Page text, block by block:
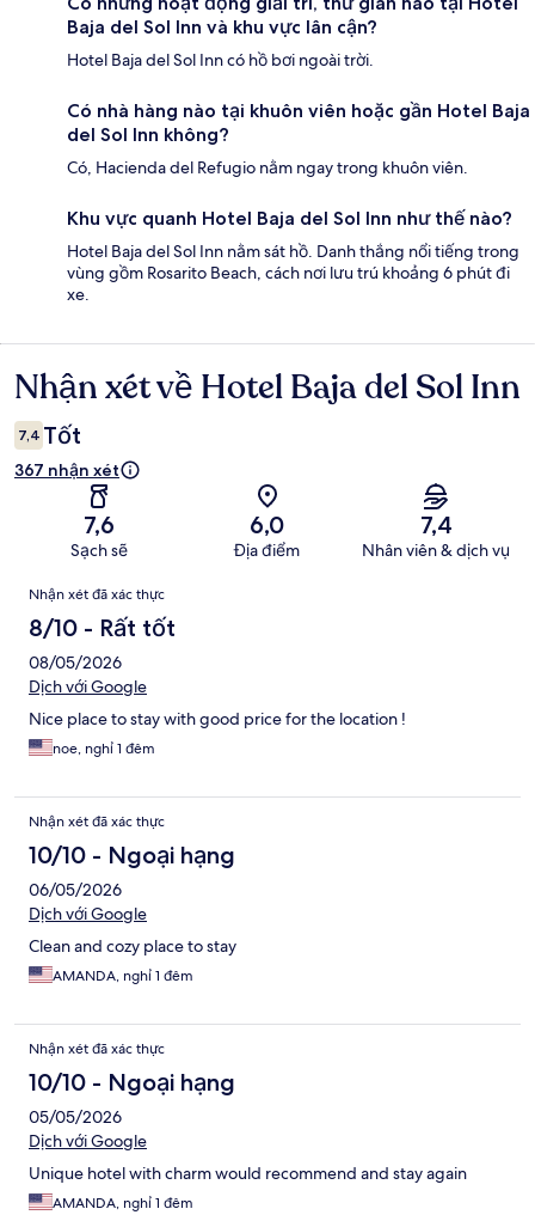
Baja del Sol Inn và khu vực lân cận?
Hotel Baja del Sol Inn có hồ bơi ngoài trời.
Có nhà hàng nào tại khuôn viên hoặc gần Hotel Baja
del Sol Inn không?
Có, Hacienda del Refugio nằm ngay trong khuôn viên.
Khu vực quanh Hotel Baja del Sol Inn như thế nào?
Hotel Baja del Sol Inn nằm sát hồ. Danh thắng nổi tiếng trong
vùng gồm Rosarito Beach, cách nơi lưu trú khoảng 6 phút đi
xe.
Nhận
xét
Nhận xét về Hotel Baja del Sol Inn
7,4 Tốt
367 nhận xét
7,6
Sạch sẽ
6,0
Địa điểm
7,4
Nhân viên & dịch vụ
Nhận
xét
Nhận xét đã xác thực
8/10 - Rất tốt
08/05/2026
Dịch với Google
Nice place to stay with good price for the location !
noe, nghỉ 1 đêm
Nhận xét đã xác thực
10/10 - Ngoại hạng
06/05/2026
Dịch với Google
Clean and cozy place to stay
AMANDA, nghỉ 1 đêm
Nhận xét đã xác thực
10/10 - Ngoại hạng
05/05/2026
Dịch với Google
Unique hotel with charm would recommend and stay again
AMANDA, nghỉ 1 đêm